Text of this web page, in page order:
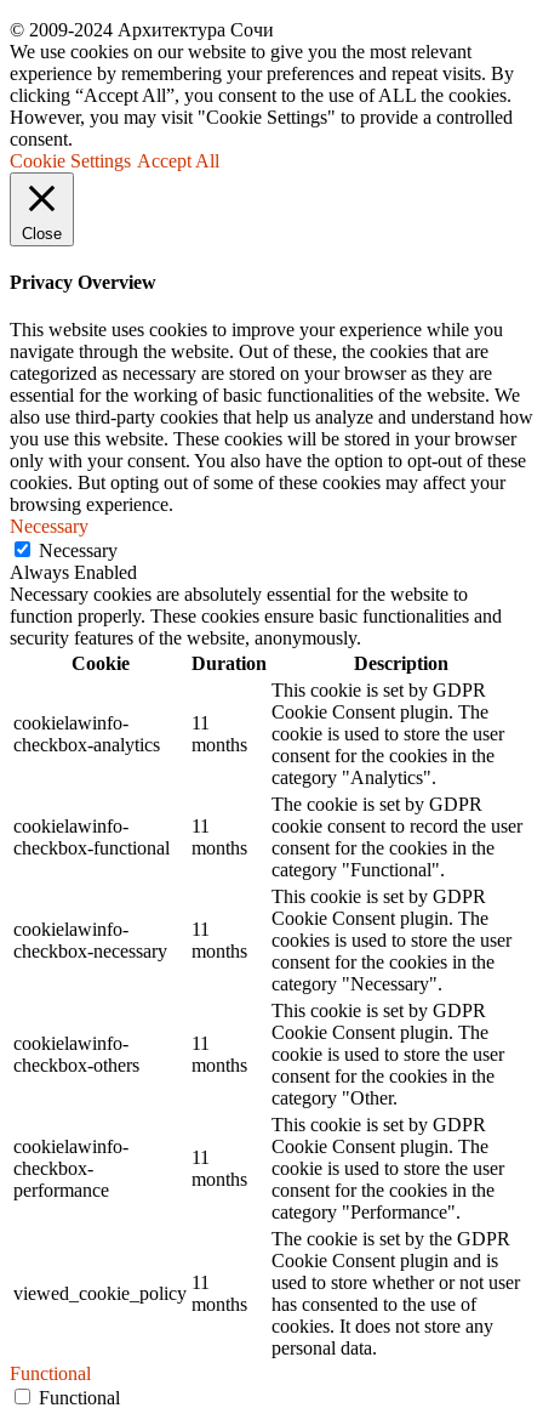
© 2009-2024 Архитектура Сочи
We use cookies on our website to give you the most relevant
experience by remembering your preferences and repeat visits. By
clicking “Accept All”, you consent to the use of ALL the cookies.
However, you may visit "Cookie Settings" to provide a controlled
consent.
Cookie Settings Accept All
Close
Privacy Overview
This website uses cookies to improve your experience while you
navigate through the website. Out of these, the cookies that are
categorized as necessary are stored on your browser as they are
essential for the working of basic functionalities of the website. We
also use third-party cookies that help us analyze and understand how
you use this website. These cookies will be stored in your browser
only with your consent. You also have the option to opt-out of these
cookies. But opting out of some of these cookies may affect your
browsing experience.
Necessary
Necessary
Always Enabled
Necessary cookies are absolutely essential for the website to
function properly. These cookies ensure basic functionalities and
security features of the website, anonymously.
Cookie
Duration Description
cookielawinfo-
checkbox-analytics
11
months
This cookie is set by GDPR
Cookie Consent plugin. The
cookie is used to store the user
consent for the cookies in the
category "Analytics".
cookielawinfo-
checkbox-functional
11
months
The cookie is set by GDPR
cookie consent to record the user
consent for the cookies in the
category "Functional".
cookielawinfo-
checkbox-necessary
11
months
This cookie is set by GDPR
Cookie Consent plugin. The
cookies is used to store the user
consent for the cookies in the
category "Necessary".
cookielawinfo-
checkbox-others
11
months
This cookie is set by GDPR
Cookie Consent plugin. The
cookie is used to store the user
consent for the cookies in the
category "Other.
cookielawinfo-
checkbox-
performance
11
months
This cookie is set by GDPR
Cookie Consent plugin. The
cookie is used to store the user
consent for the cookies in the
category "Performance".
viewed_cookie_policy
11
months
The cookie is set by the GDPR
Cookie Consent plugin and is
used to store whether or not user
has consented to the use of
cookies. It does not store any
personal data.
Functional
Functional